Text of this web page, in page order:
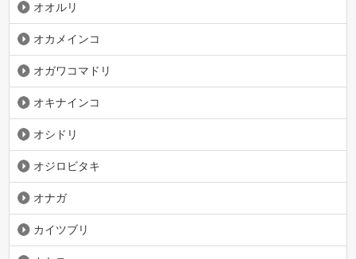
オオルリ
オカメインコ
オガワコマドリ
オキナインコ
オシドリ
オジロビタキ
オナガ
カイツブリ